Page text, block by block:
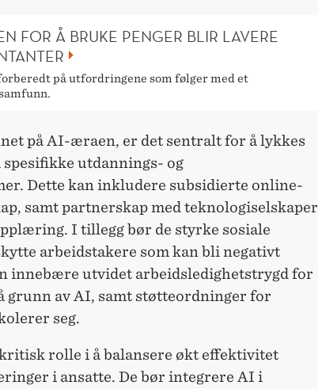
FOR Å BRUKE PENGER BLIR LAVERE
på utfordringene som følger med et
på AI-æraen, er det sentralt for å lykkes
utdannings- og
Dette kan inkludere subsidierte online-
samt partnerskap med teknologiselskaper
I tillegg bør de styrke sosiale
arbeidstakere som kan bli negativt
innebære utvidet arbeidsledighetstrygd for
grunn av AI, samt støtteordninger for
seg.
rolle i å balansere økt effektivitet
i ansatte. De bør integrere AI i